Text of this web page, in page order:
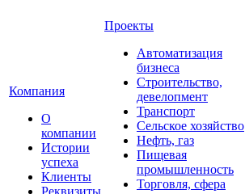
Компания
О
компании
Истории
успеха
Клиенты
Реквизиты
Проекты
Автоматизация
бизнеса
Строительство,
девелопмент
Транспорт
Сельское хозяйство
Нефть, газ
Пищевая
промышленность
Торговля, сфера